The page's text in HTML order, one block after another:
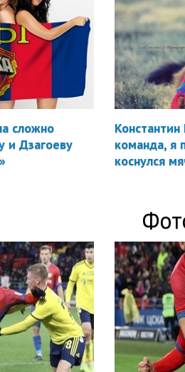
сложно
и Дзагоеву
Константин
команда, я
коснулся